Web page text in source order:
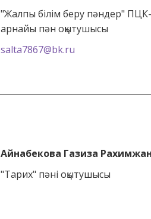
"Жалпы білім беру пәндер"
арнайы пән оқытушысы
salta7867@bk.ru
Айнабекова Газиза
"Тарих" пәні оқытушысы